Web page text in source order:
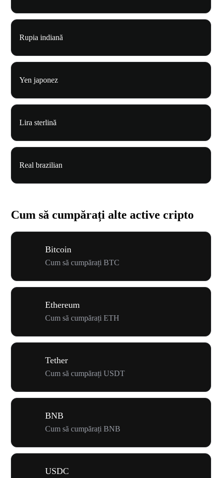
Rupia indiană
Yen japonez
Lira sterlină
Real brazilian
Cum să cumpărați alte active cripto
Bitcoin
Cum să cumpărați BTC
Ethereum
Cum să cumpărați ETH
Tether
Cum să cumpărați USDT
BNB
Cum să cumpărați BNB
USDC